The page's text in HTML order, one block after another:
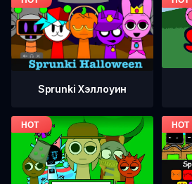
Sprunki Хэллоуин